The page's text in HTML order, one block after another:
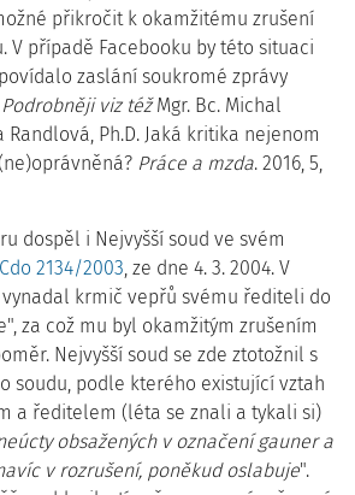
přikročit k okamžitému zrušení
V případě Facebooku by této situaci
zaslání soukromé zprávy
Podrobněji viz téžMgr. Bc. Michal
Randlová, Ph.D. Jaká kritika nejenom
Práce a mzda. 2016, 5,
dospěl i Nejvyšší soud ve svém
2134/2003, ze dne 4. 3. 2004. V
krmič vepřů svému řediteli do
za což mu byl okamžitým zrušením
Nejvyšší soud se zde ztotožnil s
soudu, podle kterého existující vztah
a ředitelem (léta se znali a tykali si)
obsažených v označení gauner a
v rozrušení, poněkud oslabuje".